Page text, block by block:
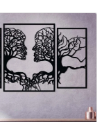
direct din
automat
doriți să
aplica profesional